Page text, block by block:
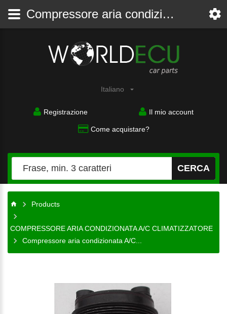
Ricambi
auto
Italiano
Registrazione Il mio account
Come acquistare?
CERCA
Products
COMPRESSORE ARIA CONDIZIONATA A/C CLIMATIZZATORE
Compressore aria condizionata A/C...
Compressore aria condizionata A/C climatizzatore OPEL OMEGA C 2.2 Z22XE Y22XE DELPHI 24432574, 1854145, 082821541 - COMPRESSORE ARIA CONDIZIONATA A/C CLIMATIZZATORE - WorldECU